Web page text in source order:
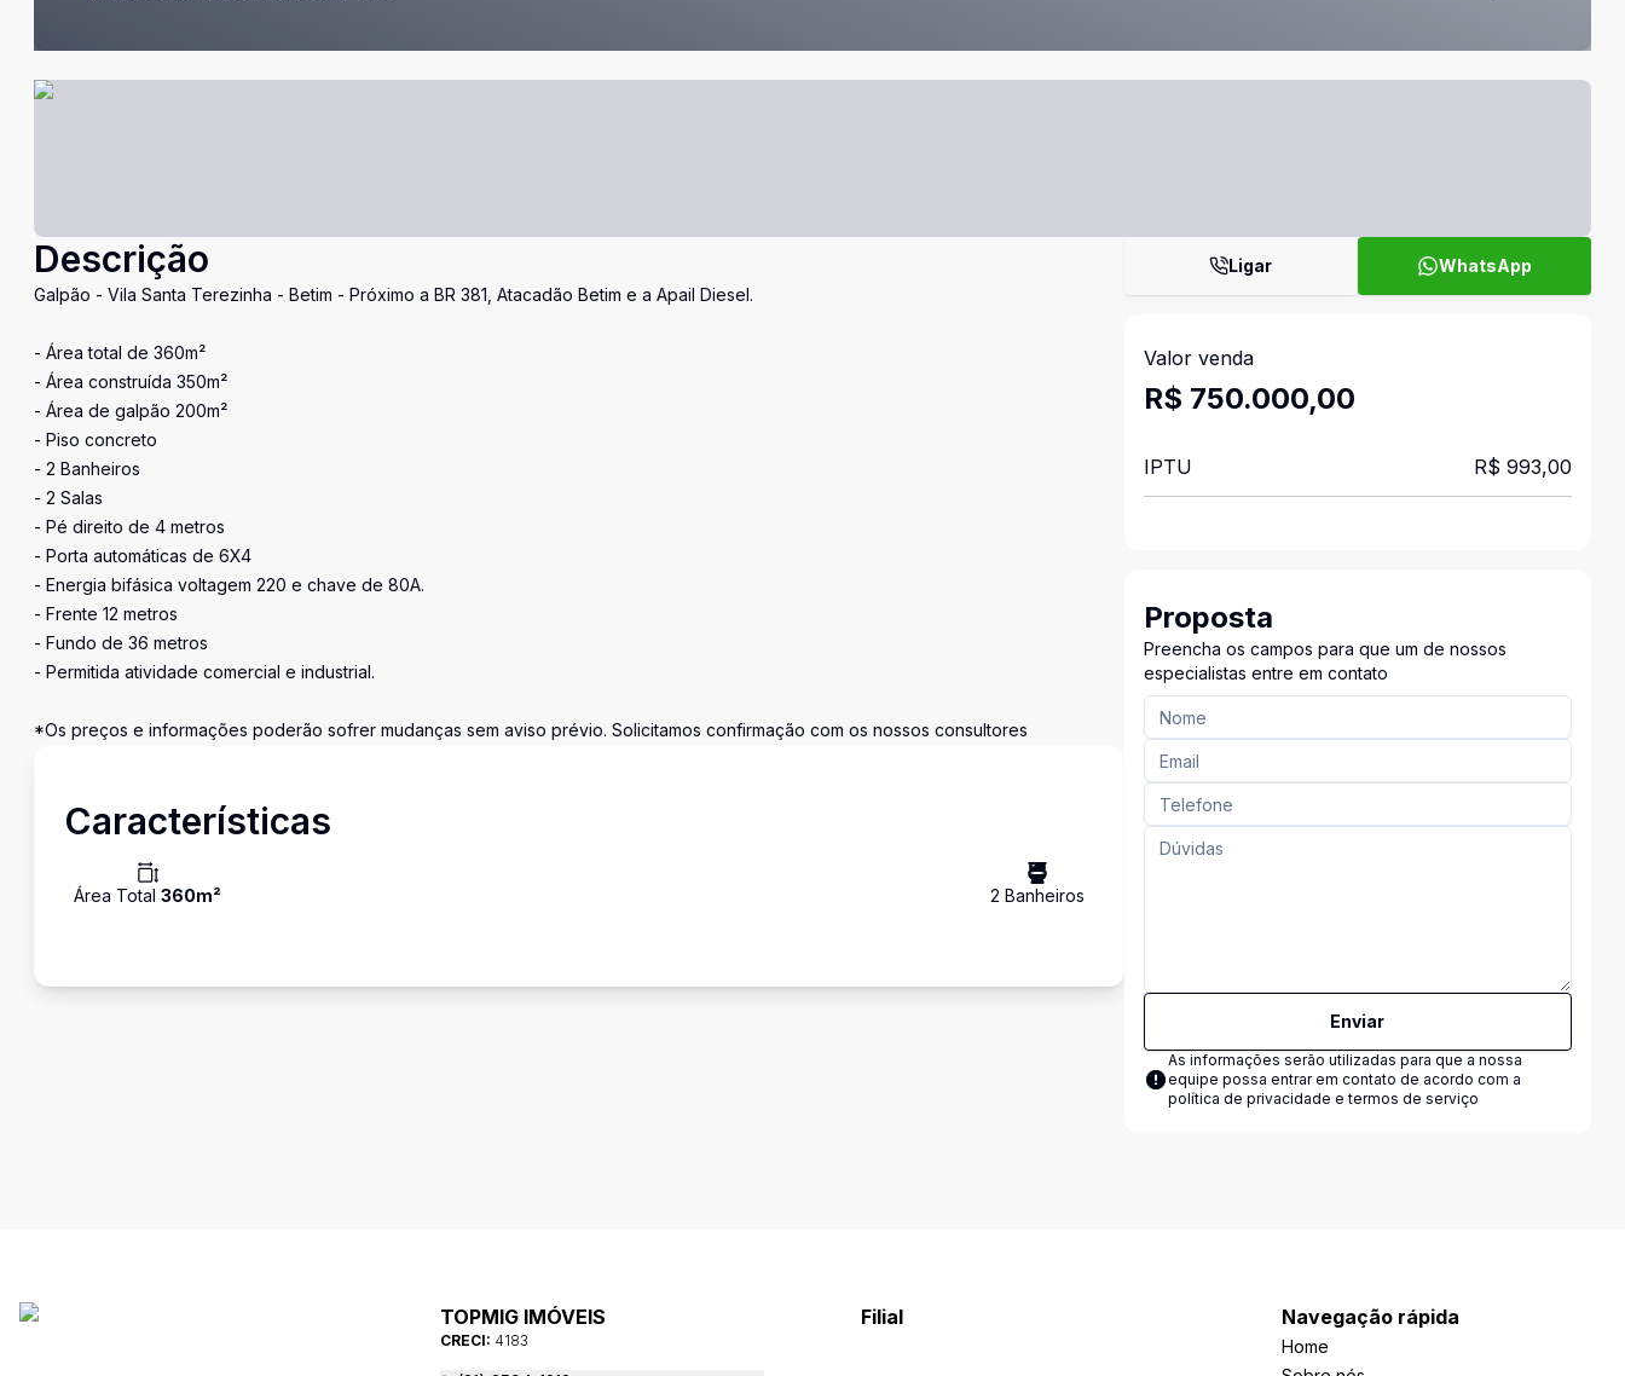
Descrição
Galpão - Vila Santa Terezinha - Betim - Próximo a BR 381, Atacadão Betim e a Apail Diesel.
- Área total de 360m²
- Área construída 350m²
- Área de galpão 200m²
- Piso concreto
- 2 Banheiros
- 2 Salas
- Pé direito de 4 metros
- Porta automáticas de 6X4
- Energia bifásica voltagem 220 e chave de 80A.
- Frente 12 metros
- Fundo de 36 metros
- Permitida atividade comercial e industrial.
*Os preços e informações poderão sofrer mudanças sem aviso prévio. Solicitamos confirmação com os nossos consultores
Características
Área Total 360m² 2 Banheiros
Ligar WhatsApp
Valor venda
R$ 750.000,00
IPTU R$ 993,00
Proposta
Preencha os campos para que um de nossos
especialistas entre em contato
Enviar
As informações serão utilizadas para que a nossa
equipe possa entrar em contato de acordo com a
política de privacidade e termos de serviço
TOPMIG IMÓVEIS
CRECI: 4183
Filial Navegação rápida
Home